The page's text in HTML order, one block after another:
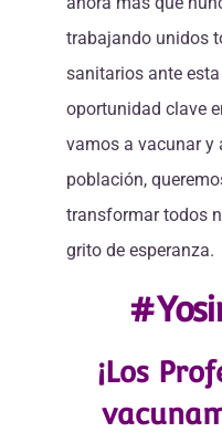
trabajando unidos
sanitarios ante
oportunidad clave
vamos a vacunar y
población,
transformar todos
grito de esperanza.
¡Los